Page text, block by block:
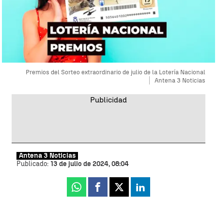
Premios del Sorteo extraordinario de julio de la Lotería Nacional
Antena 3 Noticias
Antena 3 Noticias
Publicado: 13 de julio de 2024, 08:04
Whatsapp
Facebook
X Linkedin